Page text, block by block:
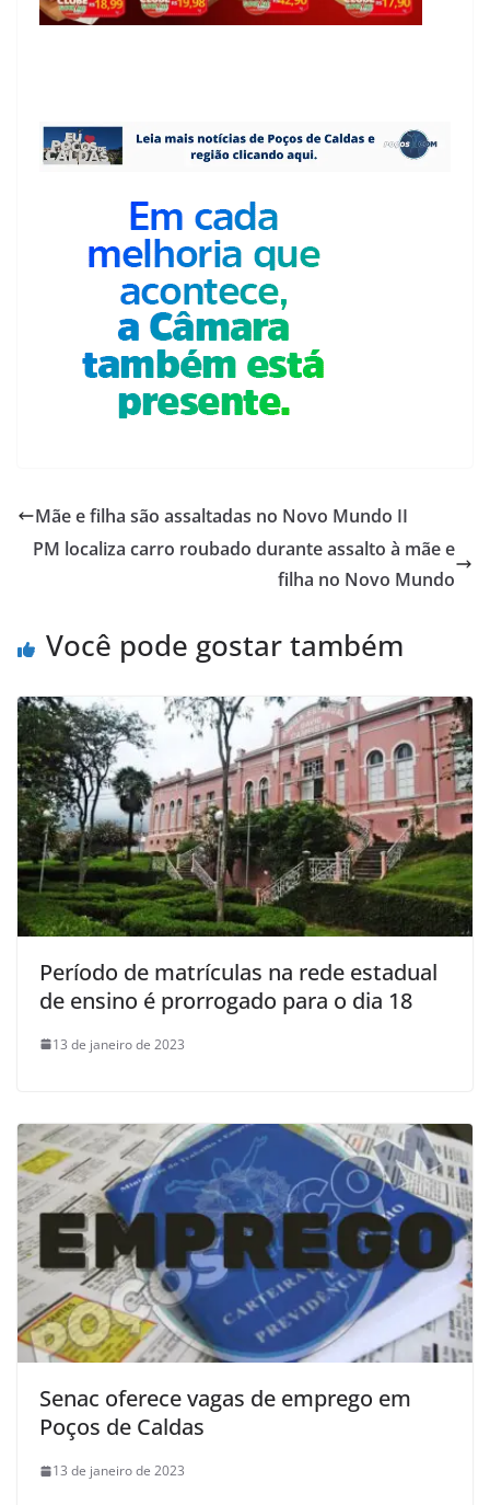
Mãe e filha são assaltadas no Novo Mundo II
PM localiza carro roubado durante assalto à mãe e
filha no Novo Mundo
Você pode gostar também
Período de matrículas na rede estadual
de ensino é prorrogado para o dia 18
13 de janeiro de 2023
Senac oferece vagas de emprego em
Poços de Caldas
13 de janeiro de 2023